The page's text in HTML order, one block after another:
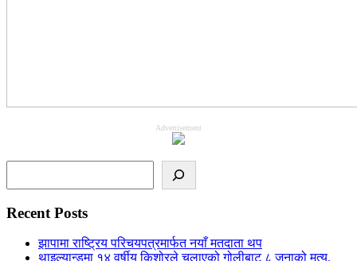
Advertisement
Recent Posts
झापामा राष्ट्रिय परिचयपत्रमार्फत नयाँ मतदाता थप
थाइल्यान्डमा १४ वर्षीय किशोरले चलाएको गोलीबाट ८ जनाको मृत्यु,